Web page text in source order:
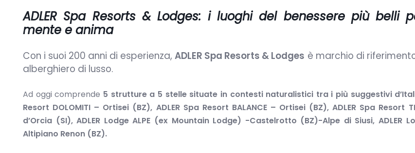
ADLER Spa Resorts & Lodges: i luoghi del benessere più belli
mente e anima
Con i suoi 200 anni di esperienza,ADLER Spa Resorts & Lodges è marchio di
alberghiero di lusso.
Ad oggi comprende 5 strutture a 5 stelle situate in contesti naturalistici tra i più suggestivi
Resort DOLOMITI – Ortisei (BZ), ADLER Spa Resort BALANCE – Ortisei (BZ), ADLER Spa Resort
d’Orcia (SI), ADLER Lodge ALPE (ex Mountain Lodge) -Castelrotto (BZ)-Alpe di Siusi, ADLER
Altipiano Renon (BZ).